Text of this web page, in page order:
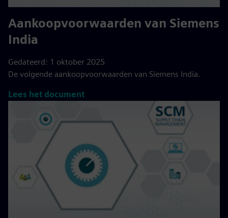
Aankoopvoorwaarden van Siemens
India
Gedateerd: 1 oktober 2025
De volgende aankoopvoorwaarden van Siemens India.
Lees het document